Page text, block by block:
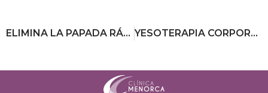
ELIMINA LA PAPADA RÁPIDO: EJERCICIOS CLAVE Y EL TRATAMIENTO MÁS EFICAZ YESOTERAPIA CORPORAL: ¿EL SECRETO PARA ADELGAZAR O SOLO UN MITO?